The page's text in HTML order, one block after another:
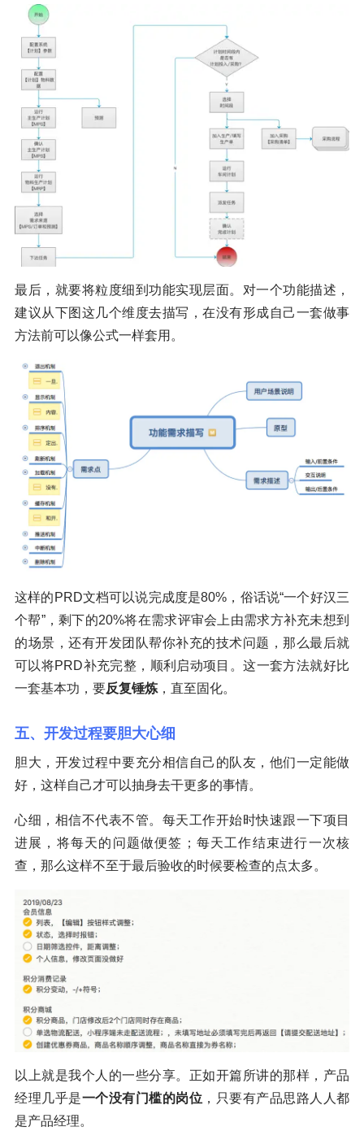
最后，就要将粒度细到功能实现层面。对一个功能描述，
建议从下图这几个维度去描写，在没有形成自己一套做事
方法前可以像公式一样套用。
这样的PRD文档可以说完成度是80%，俗话说“一个好汉三
个帮”，剩下的20%将在需求评审会上由需求方补充未想到
的场景，还有开发团队帮你补充的技术问题，那么最后就
可以将PRD补充完整，顺利启动项目。这一套方法就好比
一套基本功，要反复锤炼 ，直至固化。
五、开发过程要胆大心细
胆大，开发过程中要充分相信自己的队友，他们一定能做
好，这样自己才可以抽身去干更多的事情。
心细，相信不代表不管。每天工作开始时快速跟一下项目
进展，将每天的问题做便签；每天工作结束进行一次核
查，那么这样不至于最后验收的时候要检查的点太多。
以上就是我个人的一些分享。正如开篇所讲的那样，产品
经理几乎是一个没有门槛的岗位 ，只要有产品思路人人都
是产品经理。